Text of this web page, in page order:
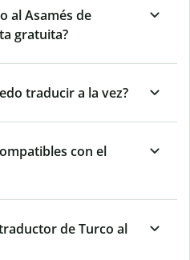
al Asamés de
gratuita?
traducir a la vez?
con el
de Turco al